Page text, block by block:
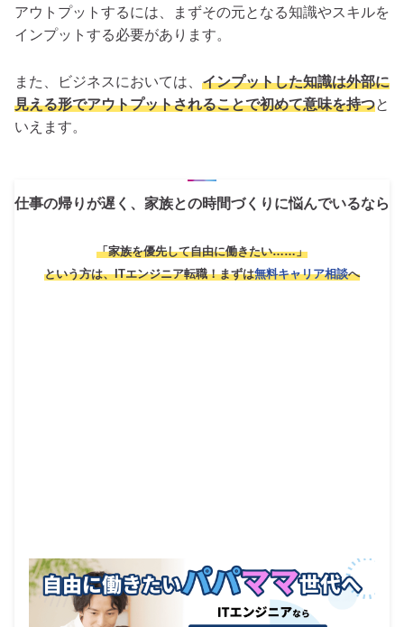
アウトプットするには、まずその元となる知識やスキルを
インプットする必要があります。
また、ビジネスにおいては、 インプットした知識は外部に
見える形でアウトプットされることで初めて意味を持つと
いえます。
仕事の帰りが遅く、家族との時間づくりに悩んでいるなら
「家族を優先して自由に働きたい……」
という方は、ITエンジニア転職！まずは無料キャリア相談へ